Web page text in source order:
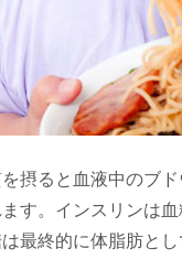
摂ると血液中のブ
す。インスリンは
最終的に体脂肪と